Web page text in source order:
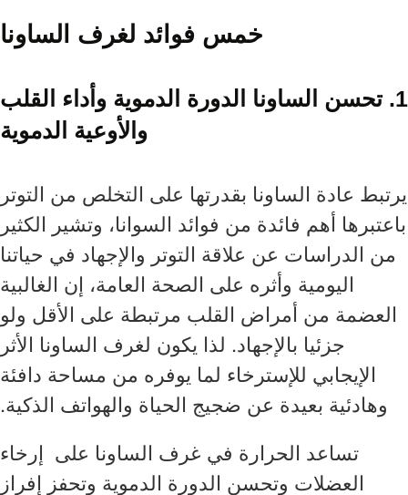
خمس فوائد لغرف الساونا
1. تحسن الساونا الدورة الدموية وأداء القلب
والأوعية الدموية
يرتبط عادة الساونا بقدرتها على التخلص من التوتر
باعتبرها أهم فائدة من فوائد السوانا، وتشير الكثير
من الدراسات عن علاقة التوتر والإجهاد في حياتنا
اليومية وأثره على الصحة العامة، إن الغالبية
العضمة من أمراض القلب مرتبطة على الأقل ولو
جزئيا بالإجهاد. لذا يكون لغرف الساونا الأثر
الإيجابي للإسترخاء لما يوفره من مساحة دافئة
وهادئية بعيدة عن ضجيج الحياة والهواتف الذكية.
تساعد الحرارة في غرف الساونا على إرخاء
العضلات وتحسن الدورة الدموية وتحفز إفراز